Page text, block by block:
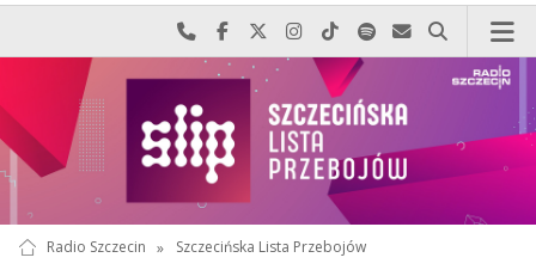
Najlepiej po prostu do nas zadzwoń
Odwiedź nas na Facebook-u
Odwiedź nas na X
Odwiedź nas na Instagram-ie
Odwiedź nas na TikTok-u
Szukaj nas na Spotify
Wyślij do nas
Szukaj
Radio Szczecin » Szczecińska Lista Przebojów